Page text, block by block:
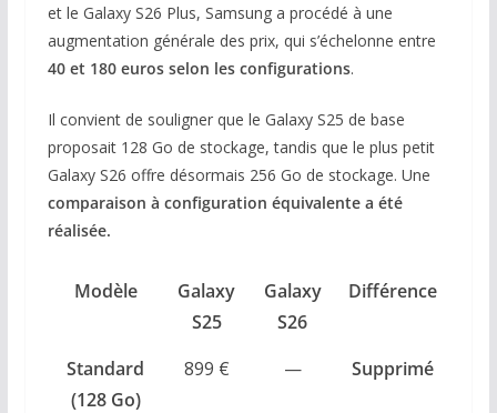
et le Galaxy S26 Plus, Samsung a procédé à une
augmentation générale des prix, qui s’échelonne entre
40 et 180 euros selon les configurations.
Il convient de souligner que le Galaxy S25 de base
proposait 128 Go de stockage, tandis que le plus petit
Galaxy S26 offre désormais 256 Go de stockage. Une
comparaison à configuration équivalente a été
réalisée.
Modèle
Galaxy
S25
Galaxy
S26
Différence
Standard
(128 Go)
899 € — Supprimé